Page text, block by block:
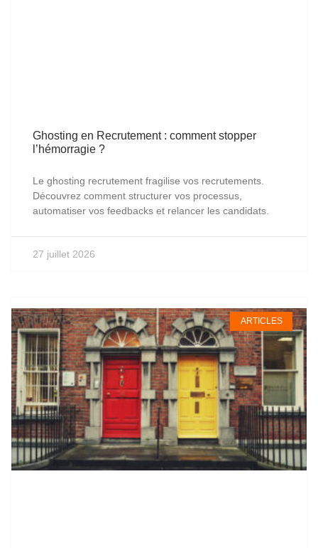
Ghosting en Recrutement : comment stopper
l’hémorragie ?
Le ghosting recrutement fragilise vos recrutements.
Découvrez comment structurer vos processus,
automatiser vos feedbacks et relancer les candidats.
27 juillet 2026
ARTICLES